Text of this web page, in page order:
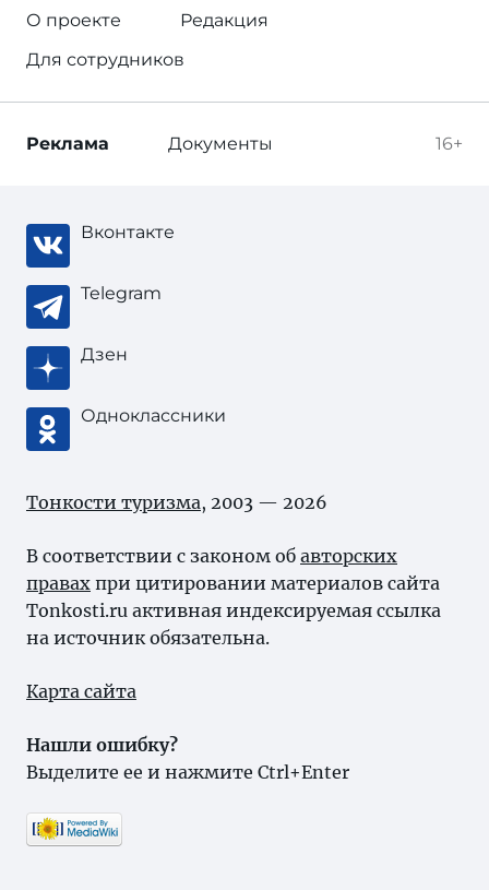
О проекте
Редакция
Для сотрудников
16+
Реклама Документы
Вконтакте
Telegram
Дзен
Одноклассники
Тонкости туризма, 2003 — 2026
В соответствии с законом об авторских
правах при цитировании материалов сайта
Tonkosti.ru активная индексируемая ссылка
на источник обязательна.
Карта сайта
Нашли ошибку?
Выделите ее и нажмите Ctrl+Enter